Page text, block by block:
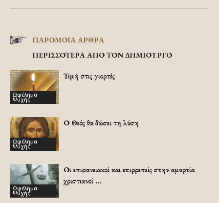
ΠΑΡΟΜΟΙΑ ΑΡΘΡΑ
ΠΕΡΙΣΣΟΤΕΡΑ ΑΠΟ ΤΟΝ ΔΗΜΙΟΥΡΓΟ
Ωφέλημα
Ψυχής
Τιμή στις γιορτές
Ωφέλημα
Ψυχής
Ο Θεός θα δώσει τη λύση
Ωφέλημα
Ψυχής
Οι επιφανειακοί και επιρρεπείς στην αμαρτία
χριστιανοί …